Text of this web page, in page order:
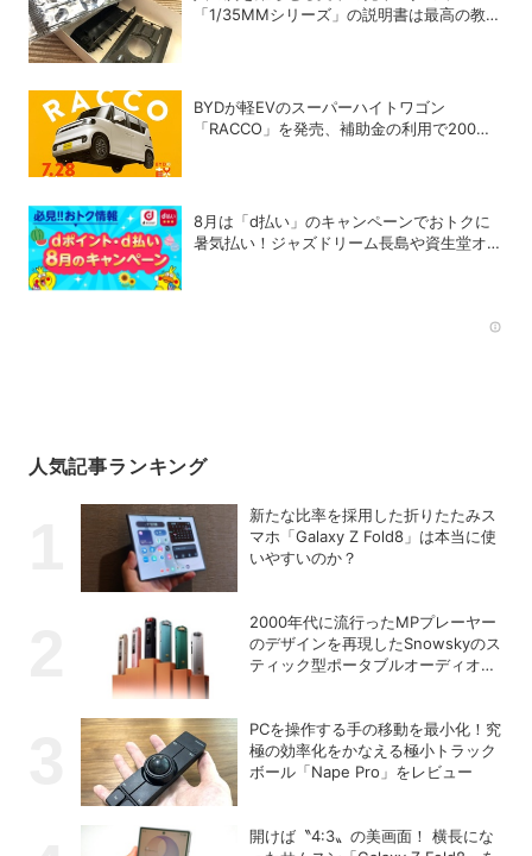
「1/35MMシリーズ」の説明書は最高の教科
BYDが軽EVのスーパーハイトワゴン
「RACCO」を発売、補助金の利用で200万
8月は「d払い」のキャンペーンでおトクに
暑気払い！ジャズドリーム長島や資生堂オン
人気記事ランキング
新たな比率を採用した折りたたみス
マホ「Galaxy Z Fold8」は本当に使
いやすいのか？
2000年代に流行ったMPプレーヤー
のデザインを再現したSnowskyのス
ティック型ポータブルオーディオプ
PCを操作する手の移動を最小化！究
極の効率化をかなえる極小トラック
ボール「Nape Pro」をレビュー
開けば〝4:3〟の美画面！ 横長にな